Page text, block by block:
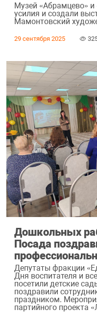
Музей «Абрамцево»
усилия и создали
Мамонтовский
29 сентября 2025
Дошкольных
Посада
Депутаты фракции
Дня воспитателя и
посетили детские
поздравили
праздником.
партийного проекта